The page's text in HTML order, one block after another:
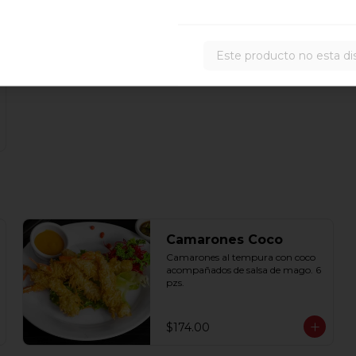
Camarones Coco
Camarones al tempura con coco
acompañados de salsa de mago. 6
pzs.
$174.00
Este producto no esta